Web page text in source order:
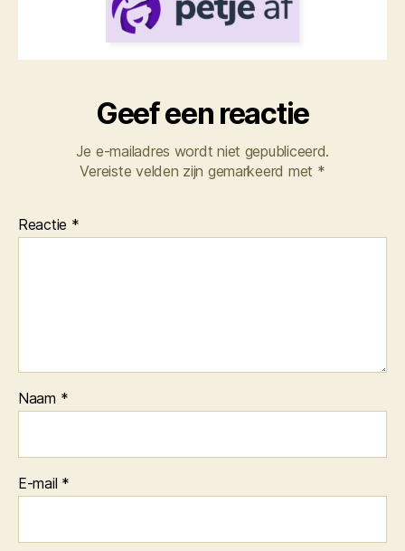
Geef een reactie
Je e-mailadres wordt niet gepubliceerd.
Vereiste velden zijn gemarkeerd met *
Reactie *
Naam *
E-mail *